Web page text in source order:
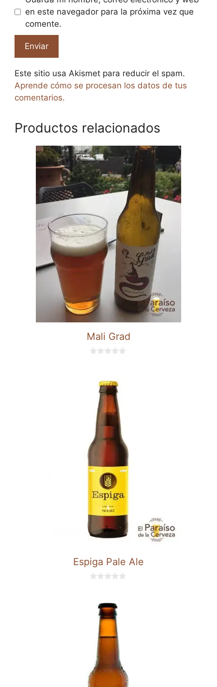
en este navegador para la próxima vez que
comente.
Este sitio usa Akismet para reducir el spam.
Aprende cómo se procesan los datos de tus
comentarios.
Productos relacionados
Mali Grad
Espiga Pale Ale